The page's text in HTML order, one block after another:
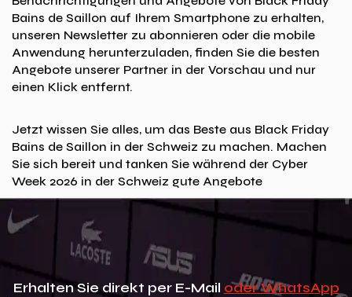
Bains de Saillon auf Ihrem Smartphone zu erhalten,
unseren Newsletter zu abonnieren oder die mobile
Anwendung herunterzuladen, finden Sie die besten
Angebote unserer Partner in der Vorschau und nur
einen Klick entfernt.
Jetzt wissen Sie alles, um das Beste aus Black Friday
Bains de Saillon in der Schweiz zu machen. Machen
Sie sich bereit und tanken Sie während der Cyber ​​
Week 2026 in der Schweiz gute Angebote
Erhalten Sie direkt per E-Mail oder WhatsApp